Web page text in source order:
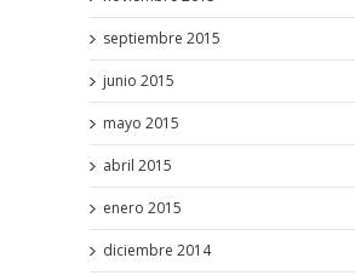
septiembre 2015
junio 2015
mayo 2015
abril 2015
enero 2015
diciembre 2014